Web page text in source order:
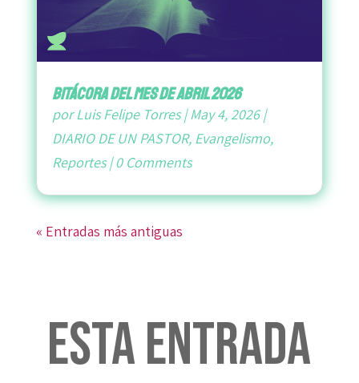
bitácora del mes de abril 2026
porLuis Felipe Torres|May 4, 2026|
DIARIO DE UN PASTOR, Evangelismo,
Reportes|0 Comments
« Entradas más antiguas
Esta entrada